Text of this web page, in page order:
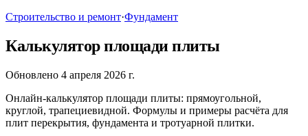
Строительство и ремонт·Фундамент
Калькулятор площади плиты
Обновлено 4 апреля 2026 г.
Онлайн-калькулятор площади плиты: прямоугольной,
круглой, трапециевидной. Формулы и примеры расчёта для
плит перекрытия, фундамента и тротуарной плитки.